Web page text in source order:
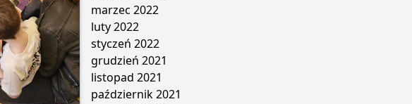
marzec 2022
luty 2022
styczeń 2022
grudzień 2021
listopad 2021
październik 2021